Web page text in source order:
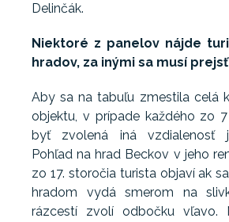
Delinčák.
Niektoré z panelov nájde
hradov, za inými sa musí prejsť
Aby sa na tabuľu zmestila celá
objektu, v prípade každého zo
byť zvolená iná vzdialenosť
Pohľad na hrad Beckov v jeho
zo 17. storočia turista objaví ak
hradom vydá smerom na
rázcestí zvolí odbočku vľavo.